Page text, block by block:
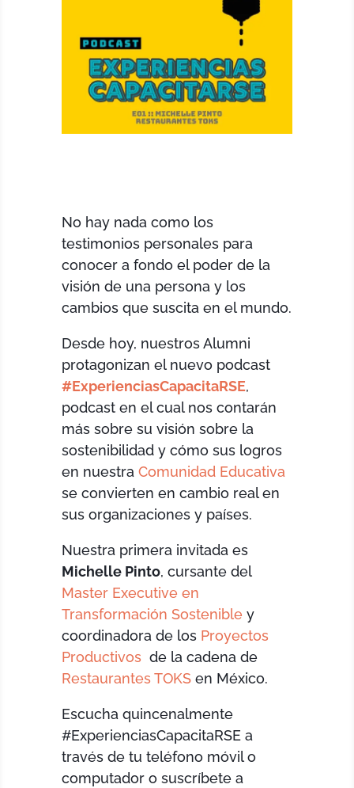
No hay nada como los
testimonios personales para
conocer a fondo el poder de la
visión de una persona y los
cambios que suscita en el mundo.
Desde hoy, nuestros Alumni
protagonizan el nuevo podcast
#ExperienciasCapacitaRSE,
podcast en el cual nos contarán
más sobre su visión sobre la
sostenibilidad y cómo sus logros
en nuestraComunidad Educativa
se convierten en cambio real en
sus organizaciones y países.
Nuestra primera invitada es
Michelle Pinto, cursante del
Master Executive en
Transformación Sostenible y
coordinadora de los Proyectos
Productivos de la cadena de
Restaurantes TOKS en México.
Escucha quincenalmente
#ExperienciasCapacitaRSE a
través de tu teléfono móvil o
computador o suscríbete a